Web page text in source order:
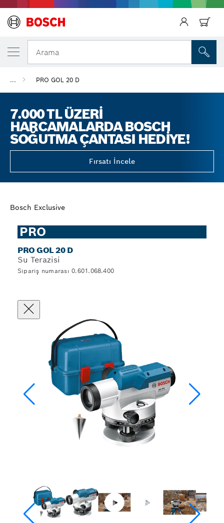
Arama
... PRO GOL 20 D
7.000 TL ÜZERI
HARCAMALARDA BOSCH
SOĞUTMA ÇANTASI HEDIYE!
Fırsatı İncele
Bosch Exclusive
PRO
PRO GOL 20 D
Su Terazisi
Sipariş numarası 0.601.068.400